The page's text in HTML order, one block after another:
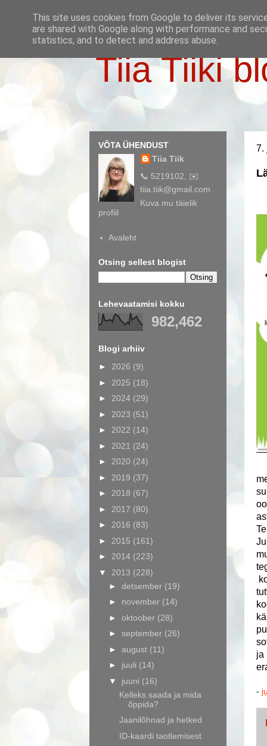
Tiia Tiiki
7.
ja
-
VÕTA ÜHENDUST
Tiia Tiik
📞 5219102, ✉️
tiia.tiik@gmail.com
Kuva mu täielik
profiil
Avaleht
Otsing sellest blogist
Lehevaatamisi kokku
982,462
Blogi arhiiv
► 2026 (9)
► 2025 (18)
► 2024 (29)
► 2023 (51)
► 2022 (14)
► 2021 (24)
► 2020 (24)
► 2019 (37)
► 2018 (67)
► 2017 (80)
► 2016 (83)
► 2015 (161)
► 2014 (223)
▼ 2013 (228)
► detsember (19)
► november (14)
► oktoober (28)
► september (26)
► august (11)
► juuli (14)
▼ juuni (16)
Kelleks saada ja mida
õppida?
Jaanilõhnad ja hetked
ID-kaardi taotlemisest
This site uses cookies from Google to deliver its
are shared with Google along with performance and
statistics, and to detect and address abuse.